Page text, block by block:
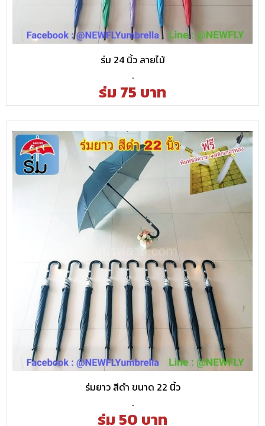
ร่ม 24 นิ้ว ลายไม้
.
ร่ม 75 บาท
ร่มยาว สีดำ ขนาด 22 นิ้ว
.
ร่ม 50 บาท